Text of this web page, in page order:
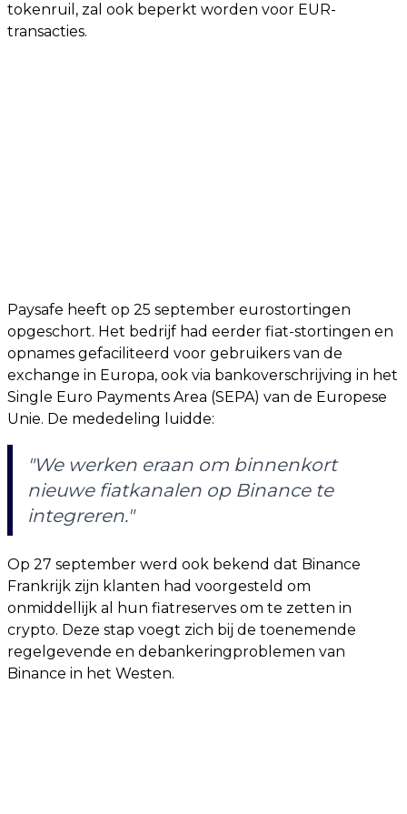
tokenruil, zal ook beperkt worden voor EUR-
transacties.
Paysafe heeft op 25 september eurostortingen
opgeschort. Het bedrijf had eerder fiat-stortingen en
opnames gefaciliteerd voor gebruikers van de
exchange in Europa, ook via bankoverschrijving in het
Single Euro Payments Area (SEPA) van de Europese
Unie. De mededeling luidde:
"We werken eraan om binnenkort
nieuwe fiatkanalen op Binance te
integreren."
Op 27 september werd ook bekend dat Binance
Frankrijk zijn klanten had voorgesteld om
onmiddellijk al hun fiatreserves om te zetten in
crypto. Deze stap voegt zich bij de toenemende
regelgevende en debankeringproblemen van
Binance in het Westen.